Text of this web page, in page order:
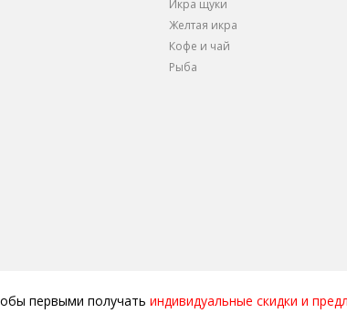
Икра щуки
Желтая икра
Кофе и чай
Рыба
первыми получать индивидуальные скидки и